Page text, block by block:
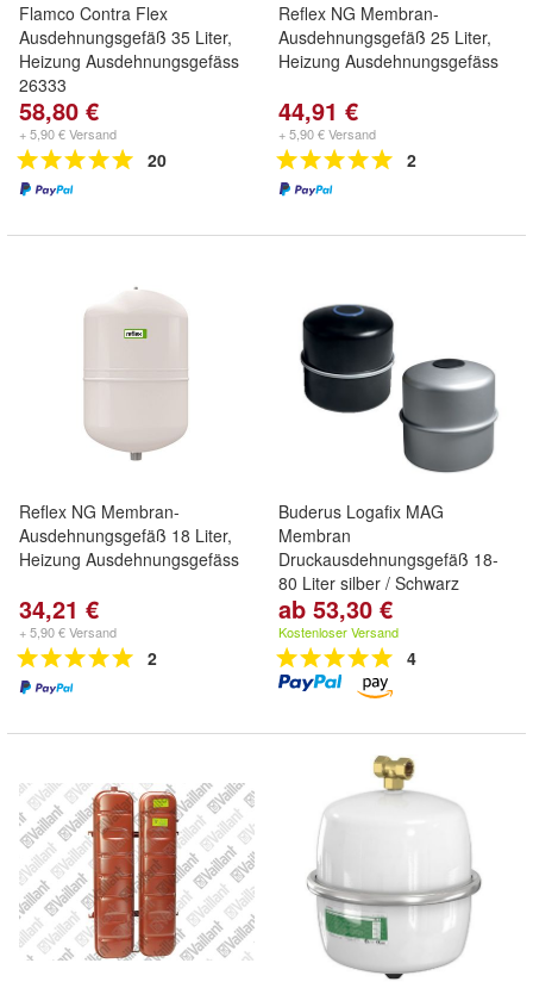
Flamco Contra Flex
Ausdehnungsgefäß 35 Liter,
Heizung Ausdehnungsgefäss
26333
58,80 €
+ 5,90 € Versand
20
Reflex NG Membran-
Ausdehnungsgefäß 25 Liter,
Heizung Ausdehnungsgefäss
44,91 €
+ 5,90 € Versand
2
Reflex NG Membran-
Ausdehnungsgefäß 18 Liter,
Heizung Ausdehnungsgefäss
34,21 €
+ 5,90 € Versand
2
Buderus Logafix MAG
Membran
Druckausdehnungsgefäß 18-
80 Liter silber / Schwarz
ab 53,30 €
Kostenloser Versand
4